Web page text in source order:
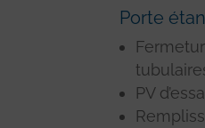
Porte
PV